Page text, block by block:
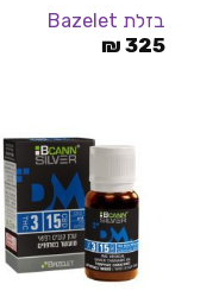
בזלת Bazelet
325
₪